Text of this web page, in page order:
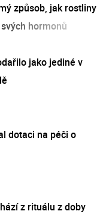
způsob, jak rostliny
hormonů
jako jediné v
dotaci na péči o
z rituálu z doby